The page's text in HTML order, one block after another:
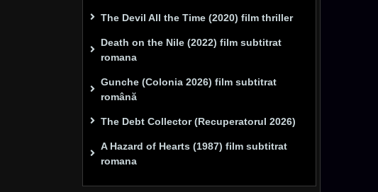
The Devil All the Time (2020) film thriller
Death on the Nile (2022) film subtitrat
romana
Gunche (Colonia 2026) film subtitrat
română
The Debt Collector (Recuperatorul 2026)
A Hazard of Hearts (1987) film subtitrat
romana